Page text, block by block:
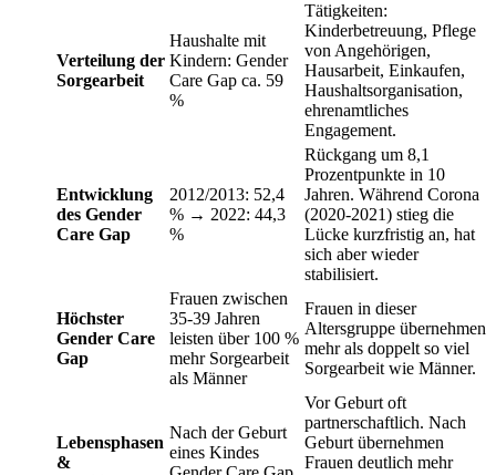
Verteilung der
Sorgearbeit
Haushalte mit
Kindern: Gender
Care Gap ca. 59
%
Tätigkeiten:
Kinderbetreuung, Pflege
von Angehörigen,
Hausarbeit, Einkaufen,
Haushaltsorganisation,
ehrenamtliches
Engagement.
Entwicklung
des Gender
Care Gap
2012/2013: 52,4
% → 2022: 44,3
%
Rückgang um 8,1
Prozentpunkte in 10
Jahren. Während Corona
(2020-2021) stieg die
Lücke kurzfristig an, hat
sich aber wieder
stabilisiert.
Höchster
Gender Care
Gap
Frauen zwischen
35-39 Jahren
leisten über 100 %
mehr Sorgearbeit
als Männer
Frauen in dieser
Altersgruppe übernehmen
mehr als doppelt so viel
Sorgearbeit wie Männer.
Lebensphasen
&
Nach der Geburt
eines Kindes
Vor Geburt oft
partnerschaftlich. Nach
Geburt übernehmen
Frauen deutlich mehr